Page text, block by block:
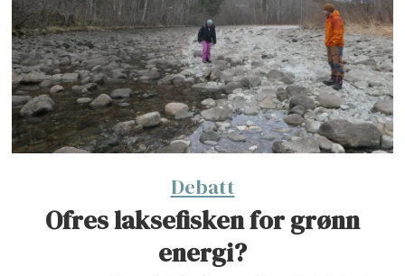
Debatt
Ofres laksefisken for grønn
energi?